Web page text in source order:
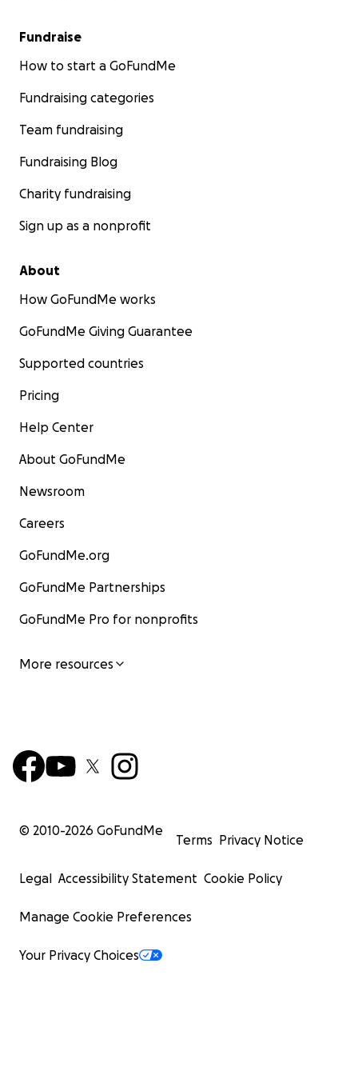
Spende unterstützen.
Sobald uns die Rechnung des Regierungspräsidiums
vorliegt sowie weitere Rechnungen wie
hochladen.
Fundraise
How to start a GoFundMe
Fundraising categories
Team fundraising
Fundraising Blog
Charity fundraising
Sign up as a nonprofit
About
How GoFundMe works
GoFundMe Giving Guarantee
Supported countries
Pricing
Help Center
About GoFundMe
Newsroom
Careers
GoFundMe.org
GoFundMe Partnerships
GoFundMe Pro for nonprofits
More resources
© 2010-2026 GoFundMe
Terms Privacy Notice
Legal Accessibility Statement Cookie Policy
Manage Cookie Preferences
Your Privacy Choices